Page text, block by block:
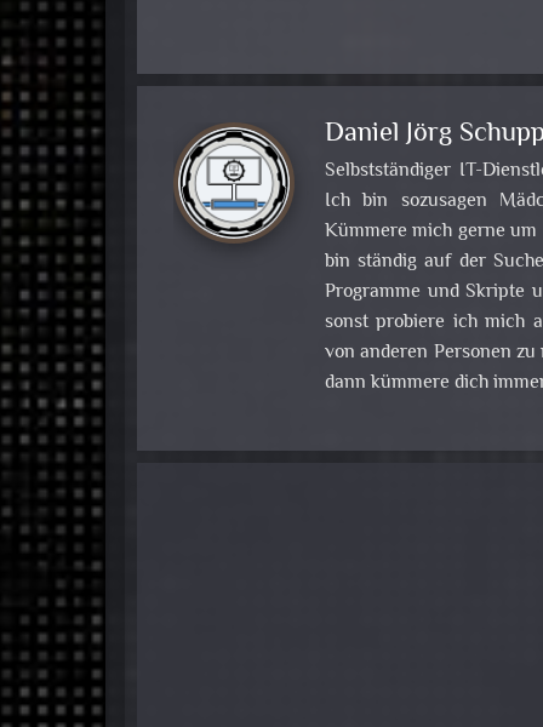
Daniel Jörg
Selbstständiger IT-
Ich bin sozusagen
Kümmere mich gerne
bin ständig auf der
Programme und Skripte
sonst probiere ich mich
von anderen Personen
dann kümmere dich